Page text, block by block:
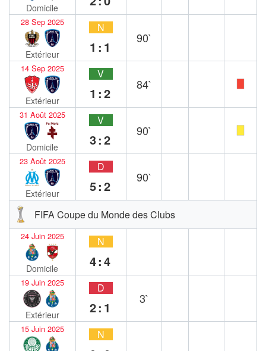
Domicile
28 Sep 2025
Extérieur
N
1:1
90`
14 Sep 2025
Extérieur
V
1:2
84`
31 Août 2025
Domicile
V
3:2
90`
23 Août 2025
Extérieur
D
5:2
90`
FIFA Coupe du Monde des Clubs
24 Juin 2025
Domicile
N
4:4
19 Juin 2025
Extérieur
D
2:1
3`
15 Juin 2025 N